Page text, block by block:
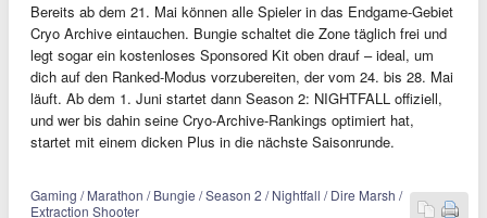
Bereits ab dem 21. Mai können alle Spieler in das Endgame-Gebiet
Cryo Archive eintauchen. Bungie schaltet die Zone täglich frei und
legt sogar ein kostenloses Sponsored Kit oben drauf – ideal, um
dich auf den Ranked-Modus vorzubereiten, der vom 24. bis 28. Mai
läuft. Ab dem 1. Juni startet dann Season 2: NIGHTFALL offiziell,
und wer bis dahin seine Cryo-Archive-Rankings optimiert hat,
startet mit einem dicken Plus in die nächste Saisonrunde.
Gaming / Marathon / Bungie / Season 2 / Nightfall / Dire Marsh /
Extraction Shooter